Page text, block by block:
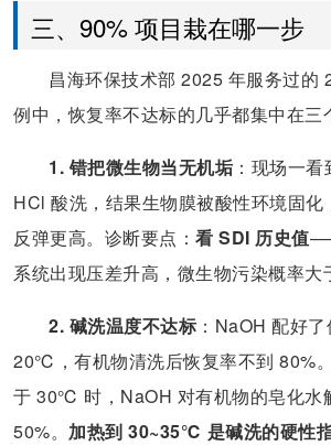
三、90% 项目栽在哪一步
昌海环保技术部 2025 年服务过的
例中，恢复率不达标的几乎都集中在三
1. 错把微生物当无机垢 ：现场一
HCl 酸洗，结果生物膜被酸性环境固化
反弹更高。诊断要点： 看 SDI 历史值
系统出现压差升高，微生物污染概率大
2. 碱洗温度不达标：NaOH 配好
20℃，有机物清洗后恢复率不到 80%
于 30℃ 时，NaOH 对有机物的皂化水
50%。 加热到 30~35℃ 是碱洗的硬性